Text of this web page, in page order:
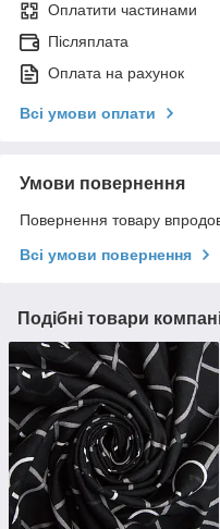
Оплатити частинами
Післяплата
Оплата на рахунок
Всі умови оплати
Умови повернення
Повернення товару
Всі умови повернення
Подібні товари